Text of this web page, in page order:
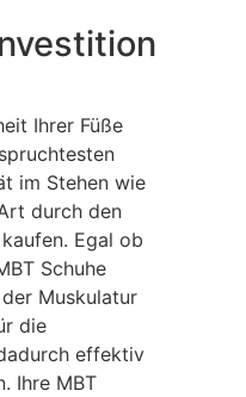
Ihrer Füße
im Stehen wie
durch den
Egal ob
Schuhe
Muskulatur
die
effektiv
Ihre MBT